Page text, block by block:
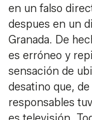
en un falso
despues en un
Granada. De
es erróneo y
sensación de
desatino que,
responsables